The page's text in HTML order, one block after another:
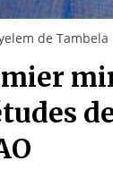
de Tambela